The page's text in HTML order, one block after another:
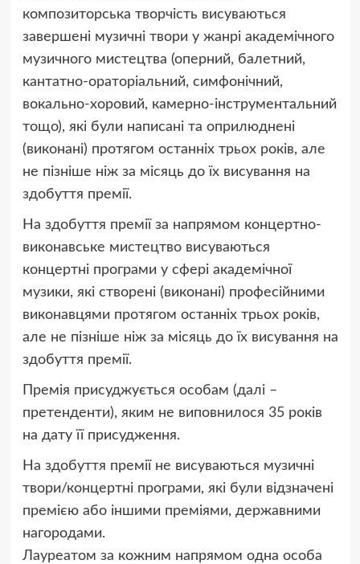
композиторська творчість висуваються
завершені музичні твори у жанрі академічного
музичного мистецтва (оперний, балетний,
кантатно-ораторіальний, симфонічний,
вокально-хоровий, камерно-інструментальний
тощо), які були написані та оприлюднені
(виконані) протягом останніх трьох років, але
не пізніше ніж за місяць до їх висування на
здобуття премії.
На здобуття премії за напрямом концертно-
виконавське мистецтво висуваються
концертні програми у сфері академічної
музики, які створені (виконані) професійними
виконавцями протягом останніх трьох років,
але не пізніше ніж за місяць до їх висування на
здобуття премії.
Премія присуджується особам (далі –
претенденти), яким не виповнилося 35 років
на дату її присудження.
На здобуття премії не висуваються музичні
твори/концертні програми, які були відзначені
премією або іншими преміями, державними
нагородами.
Лауреатом за кожним напрямом одна особа